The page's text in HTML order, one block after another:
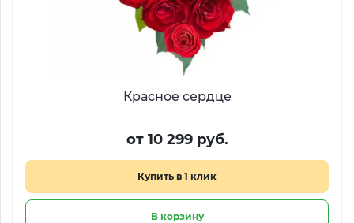
Красное сердце
от 10 299 руб.
Купить в 1 клик
В корзину